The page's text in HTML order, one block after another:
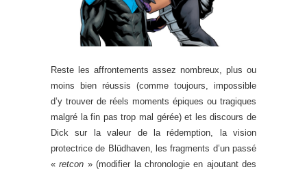
Reste les affrontements assez nombreux, plus ou
moins bien réussis (comme toujours, impossible
d’y trouver de réels moments épiques ou tragiques
malgré la fin pas trop mal gérée) et les discours de
Dick sur la valeur de la rédemption, la vision
protectrice de Blüdhaven, les fragments d’un passé
«retcon » (modifier la chronologie en ajoutant des